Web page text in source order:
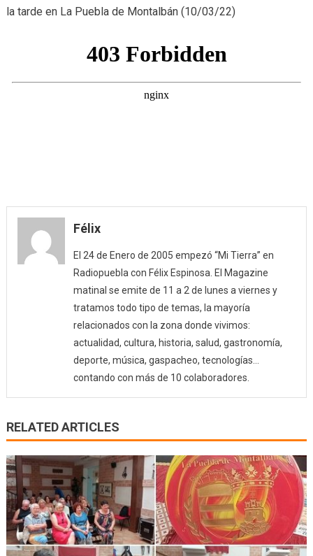
la tarde en La Puebla de Montalbán (10/03/22)
Félix
El 24 de Enero de 2005 empezó “Mi Tierra” en
Radiopuebla con Félix Espinosa. El Magazine
matinal se emite de 11 a 2 de lunes a viernes y
tratamos todo tipo de temas, la mayoría
relacionados con la zona donde vivimos:
actualidad, cultura, historia, salud, gastronomía,
deporte, música, gaspacheo, tecnologías…
contando con más de 10 colaboradores.
RELATED ARTICLES